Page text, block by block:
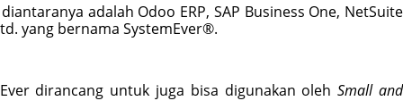
adalah Odoo ERP, SAP Business One, NetSuite
yang bernama SystemEver®.
dirancang untuk juga bisa digunakan oleh Small and